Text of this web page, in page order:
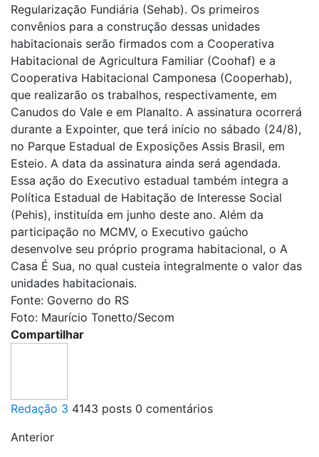
Regularização Fundiária (Sehab). Os primeiros
convênios para a construção dessas unidades
habitacionais serão firmados com a Cooperativa
Habitacional de Agricultura Familiar (Coohaf) e a
Cooperativa Habitacional Camponesa (Cooperhab),
que realizarão os trabalhos, respectivamente, em
Canudos do Vale e em Planalto. A assinatura ocorrerá
durante a Expointer, que terá início no sábado (24/8),
no Parque Estadual de Exposições Assis Brasil, em
Esteio. A data da assinatura ainda será agendada.
Essa ação do Executivo estadual também integra a
Política Estadual de Habitação de Interesse Social
(Pehis), instituída em junho deste ano. Além da
participação no MCMV, o Executivo gaúcho
desenvolve seu próprio programa habitacional, o A
Casa É Sua, no qual custeia integralmente o valor das
unidades habitacionais.
Fonte: Governo do RS
Foto: Maurício Tonetto/Secom
Compartilhar
Redação 3 4143 posts 0 comentários
Anterior